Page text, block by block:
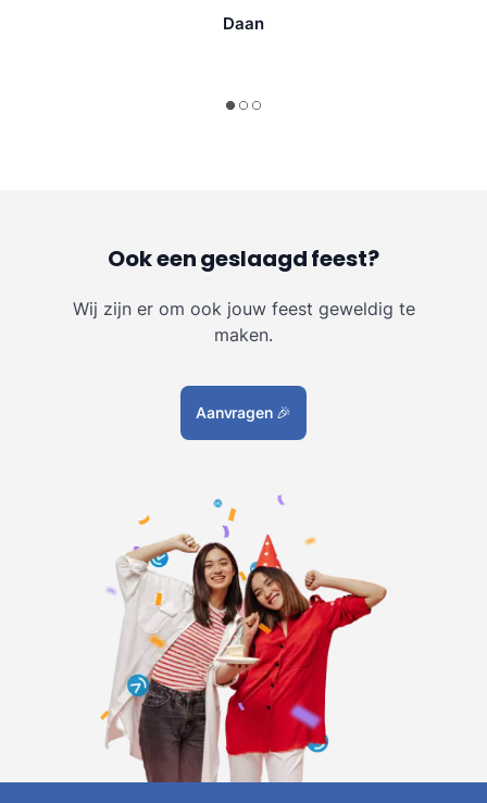
Daan
Ook een geslaagd feest?
Wij zijn er om ook jouw feest geweldig te
maken.
Aanvragen 🎉